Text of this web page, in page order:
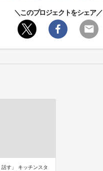
＼このプロジェクトをシェア／
話す」 キッチンスタ